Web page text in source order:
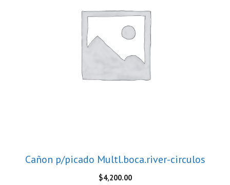
Cañon p/picado Multl.boca.river-circulos
$4,200.00